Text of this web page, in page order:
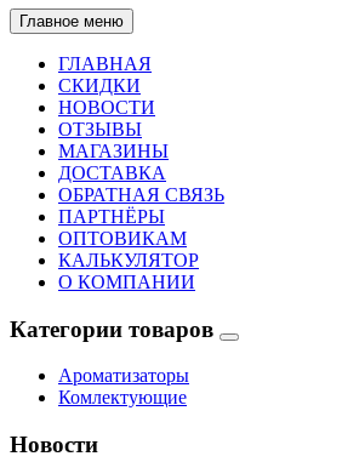
Главное меню
ГЛАВНАЯ
СКИДКИ
НОВОСТИ
ОТЗЫВЫ
МАГАЗИНЫ
ДОСТАВКА
ОБРАТНАЯ СВЯЗЬ
ПАРТНЁРЫ
ОПТОВИКАМ
КАЛЬКУЛЯТОР
О КОМПАНИИ
Категории товаров
Ароматизаторы
Комлектующие
Новости